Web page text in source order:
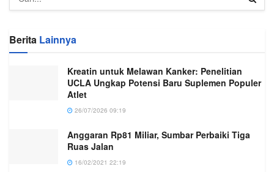
Berita Lainnya
Kreatin untuk Melawan Kanker: Penelitian
UCLA Ungkap Potensi Baru Suplemen Populer
Atlet
26/07/2026 09:19
Anggaran Rp81 Miliar, Sumbar Perbaiki Tiga
Ruas Jalan
16/02/2021 22:19